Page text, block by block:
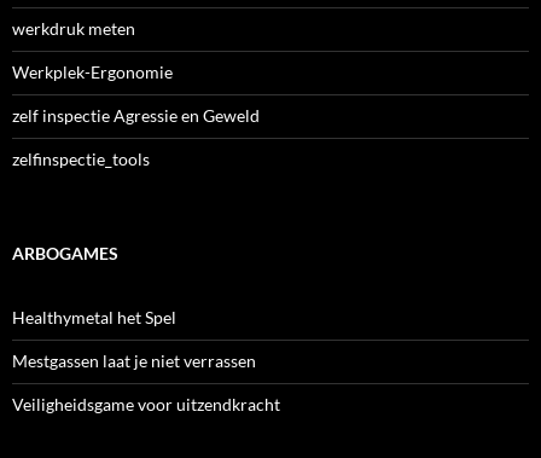
werkdruk meten
Werkplek-Ergonomie
zelf inspectie Agressie en Geweld
zelfinspectie_tools
ARBOGAMES
Healthymetal het Spel
Mestgassen laat je niet verrassen
Veiligheidsgame voor uitzendkracht